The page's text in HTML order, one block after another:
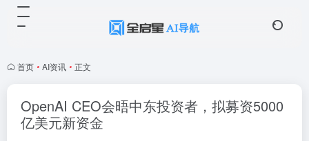
首页 • AI资讯 • 正文
OpenAI CEO会晤中东投资者，拟募资5000
亿美元新资金